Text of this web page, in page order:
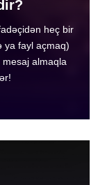
heç bir
ya fayl açmaq)
almaqla